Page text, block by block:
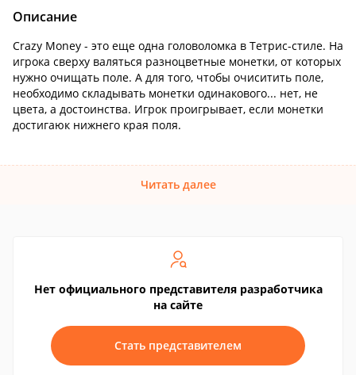
Описание
Crazy Money - это еще одна головоломка в Тетрис-стиле. На
игрока сверху валяться разноцветные монетки, от которых
нужно очищать поле. А для того, чтобы очиситить поле,
необходимо складывать монетки одинакового... нет, не
цвета, а достоинства. Игрок проигрывает, если монетки
достигаюк нижнего края поля.
Читать далее
Нет официального представителя разработчика
на сайте
Стать представителем